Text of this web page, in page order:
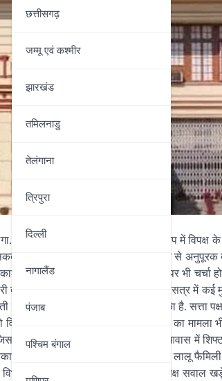
छत्तीसगढ़
जम्‍मू एवं कश्‍मीर
झारखंड
तमिलनाडु
तेलंगाना
त्रिपुरा
दिल्‍ली
नागालैंड
पंजाब
पश्चिम बंगाल
सम्राट चौधरी पहली बार मुख्यमंत्री के रूप में विपक्ष
है. सदन के पहले दिन सरकार की तरफ से अनुपूरक
शून्यकाल और कई विभागों से जुड़े मुद्दों पर भी चर्चा
तरफ, 20 जुलाई से शुरू होने वाले मॉनसून सत्र में कई
है. अब तक यह मामला सियासी रूप ले चुका है. सत्ता
सदन में उठा सकती है. राबड़ी आवास का मामला
बाद लालू फैमिली कौटिल्य नगर वाले आवास में शिफ्ट
घिर सकती है. बंगला विवाद के दौरान ही लालू
के टेंडर में घोटाले के मामले में भी विपक्ष